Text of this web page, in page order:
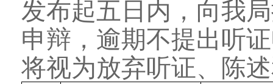
发布起五日内，向我
申辩，逾期不提出听
将视为放弃听证、陈